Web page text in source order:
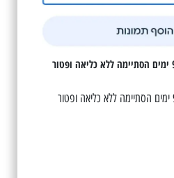
עריקות בזמן מלחמה למשך 91 ימים הסתיימה ללא כליאה ופטור
עריקות בזמן מלחמה למשך 91 ימים הסתיימה ללא כליאה ופטור